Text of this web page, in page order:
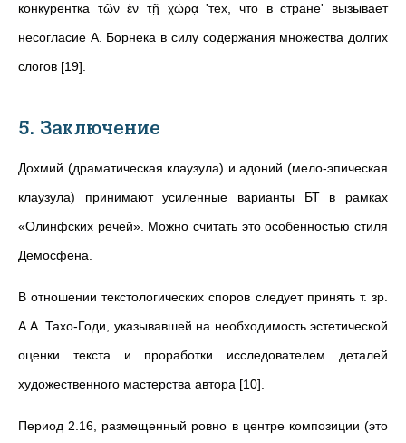
конкурентка τῶν ἐν τῇ χώρᾳ 'тех, что в стране' вызывает
несогласие А. Борнека в силу содержания множества долгих
слогов [19].
5. Заключение
Дохмий (драматическая клаузула) и адоний (мело-эпическая
клаузула) принимают усиленные варианты БТ в рамках
«Олинфских речей». Можно считать это особенностью стиля
Демосфена.
В отношении текстологических споров следует принять т. зр.
А.А. Тахо-Годи, указывавшей на необходимость эстетической
оценки текста и проработки исследователем деталей
художественного мастерства автора [10].
Период 2.16, размещенный ровно в центре композиции (это